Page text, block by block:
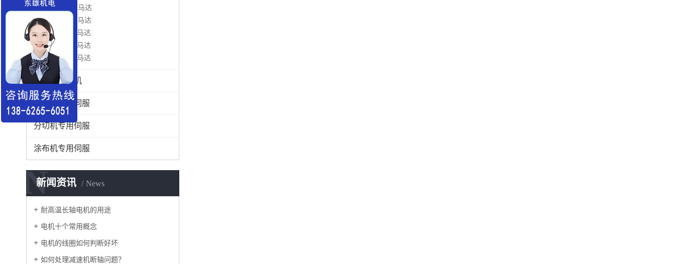
316L长轴马达
310S长轴马达
2520长轴马达
2535长轴马达
8414长轴马达
高崎长轴电机
收放卷专用伺服
分切机专用伺服
涂布机专用伺服
新闻资讯 News
N
耐高温长轴电机的用途
电机十个常用概念
电机的线圈如何判断好坏
如何处理减速机断轴问题？